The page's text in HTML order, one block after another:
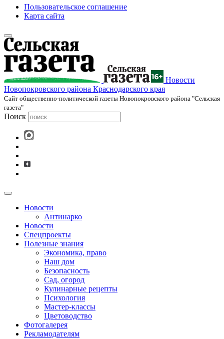
Пользовательское соглашение
Карта сайта
Новости
Новопокровского района Краснодарского края
Cайт общественно-политической газеты Новопокровского района "Сельская
газета"
Поиск
Новости
Антинарко
Новости
Спецпроекты
Полезные знания
Экономика, право
Наш дом
Безопасность
Сад, огород
Кулинарные рецепты
Психология
Мастер-классы
Цветоводство
Фотогалерея
Рекламодателям